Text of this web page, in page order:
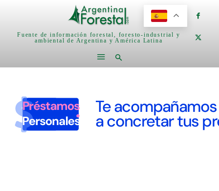
Fuente de información forestal, foresto-industrial y
ambiental de Argentina y América Latina